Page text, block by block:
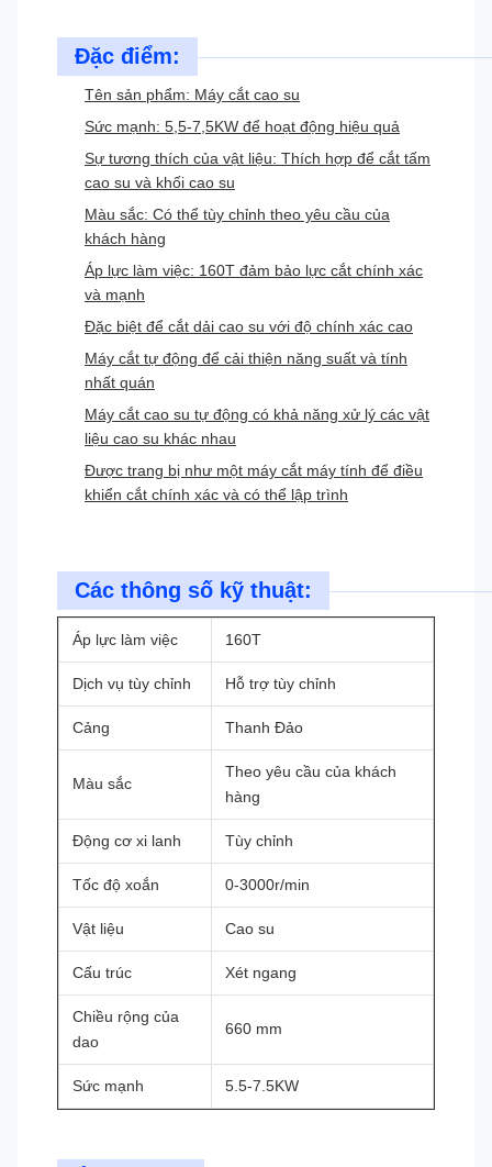
Đặc điểm:
Tên sản phẩm: Máy cắt cao su
Sức mạnh: 5,5-7,5KW để hoạt động hiệu quả
Sự tương thích của vật liệu: Thích hợp để cắt tấm
cao su và khối cao su
Màu sắc: Có thể tùy chỉnh theo yêu cầu của
khách hàng
Áp lực làm việc: 160T đảm bảo lực cắt chính xác
và mạnh
Đặc biệt để cắt dải cao su với độ chính xác cao
Máy cắt tự động để cải thiện năng suất và tính
nhất quán
Máy cắt cao su tự động có khả năng xử lý các vật
liệu cao su khác nhau
Được trang bị như một máy cắt máy tính để điều
khiển cắt chính xác và có thể lập trình
Các thông số kỹ thuật:
Áp lực làm việc 160T
Dịch vụ tùy chỉnh Hỗ trợ tùy chỉnh
Cảng Thanh Đảo
Màu sắc
Theo yêu cầu của khách
hàng
Động cơ xi lanh Tùy chỉnh
Tốc độ xoắn 0-3000r/min
Vật liệu Cao su
Cấu trúc Xét ngang
Chiều rộng của
dao
660 mm
Sức mạnh 5.5-7.5KW